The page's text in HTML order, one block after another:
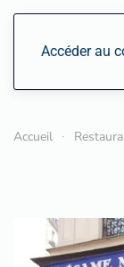
Accéder au
Accueil